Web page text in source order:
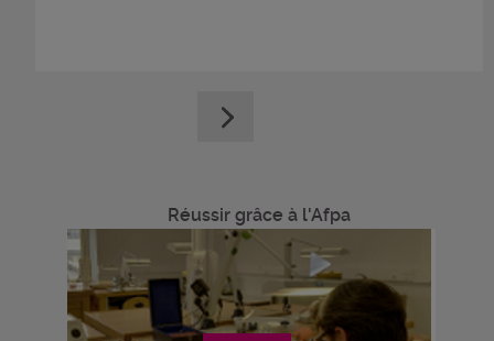
Réussir grâce à l'Afpa